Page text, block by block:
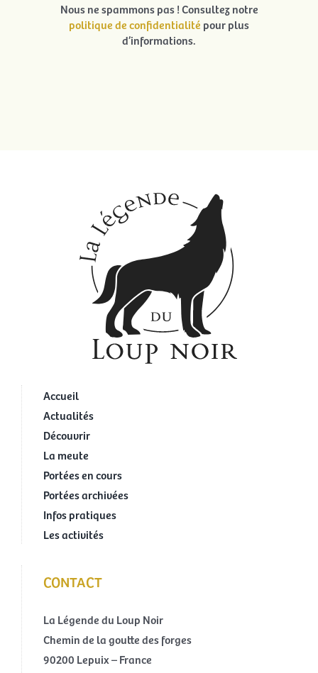
Nous ne spammons pas ! Consultez notre
politique de confidentialité pour plus
d’informations.
Accueil
Actualités
Découvrir
La meute
Portées en cours
Portées archivées
Infos pratiques
Les activités
CONTACT
La Légende du Loup Noir
Chemin de la goutte des forges
90200 Lepuix – France